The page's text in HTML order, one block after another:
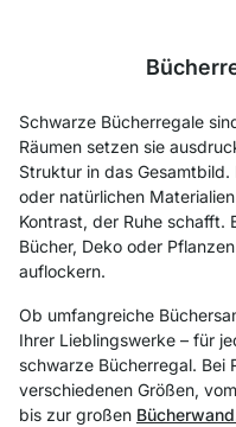
Schwarze Bücherregale
Räumen setzen sie
Struktur in das
oder natürlichen
Kontrast, der Ruhe
Bücher, Deko oder
auflockern.
Ob umfangreiche
Ihrer Lieblingswerke – für
schwarze Bücherregal. Bei
verschiedenen Größen,
bis zur großen